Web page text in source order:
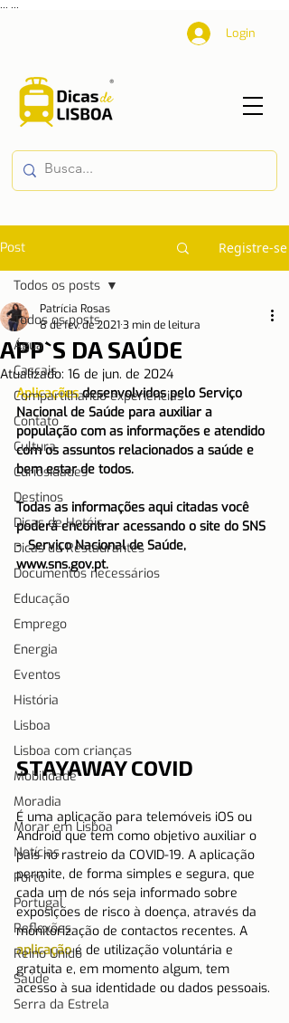
Login
Post Registre-se
Todos os posts
Água
Cascais
Compartilhando experiências
Contato
Cultura
Curiosidades
Destinos
Dicas de Hotéis
Dicas de Restaurantes
Documentos necessários
Educação
Emprego
Energia
Eventos
História
Lisboa
Lisboa com crianças
Mobilidade
Moradia
Morar em Lisboa
Notícias
Porto
Portugal
Reflexões
Reino Unido
Saúde
Serra da Estrela
Todos os posts
APP`S DA SAÚDE
Patrícia Rosas
8 de fev. de 20213 min de leitura
Atualizado: 16 de jun. de 2024
Aplicações desenvolvidos pelo Serviço
Nacional de Saúde para auxiliar a
população com as informações e atendido
com os assuntos relacionados a saúde e
bem estar de todos.
Todas as informações aqui citadas você
poderá encontrar acessando o site do SNS
-  Serviço Nacional de Saúde,
www.sns.gov.pt.
STAYAWAY COVID
É uma aplicação para telemóveis iOS ou
Android que tem como objetivo auxiliar o
país no rastreio da COVID-19. A aplicação
permite, de forma simples e segura, que
cada um de nós seja informado sobre
exposições de risco à doença, através da
monitorização de contactos recentes. A
aplicação é de utilização voluntária e
gratuita e, em momento algum, tem
acesso à sua identidade ou dados pessoais.